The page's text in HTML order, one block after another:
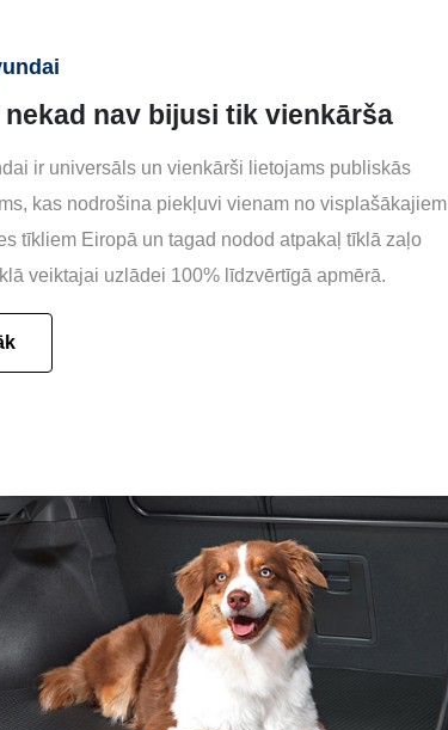
nekad nav bijusi tik vienkārša
ir universāls un vienkārši lietojams publiskās
kas nodrošina piekļuvi vienam no visplašākajiem
tīkliem Eiropā un tagad nodod atpakaļ tīklā zaļo
veiktajai uzlādei 100% līdzvērtīgā apmērā.